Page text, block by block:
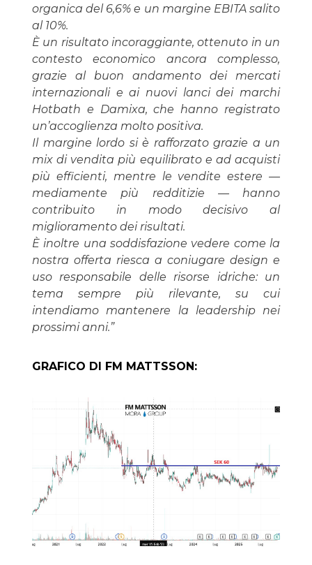
organica del 6,6% e un margine EBITA salito
al 10%.
È un risultato incoraggiante, ottenuto in un
contesto economico ancora complesso,
grazie al buon andamento dei mercati
internazionali e ai nuovi lanci dei marchi
Hotbath e Damixa, che hanno registrato
un’accoglienza molto positiva.
Il margine lordo si è rafforzato grazie a un
mix di vendita più equilibrato e ad acquisti
più efficienti, mentre le vendite estere —
mediamente più redditizie — hanno
contribuito in modo decisivo al
miglioramento dei risultati.
È inoltre una soddisfazione vedere come la
nostra offerta riesca a coniugare design e
uso responsabile delle risorse idriche: un
tema sempre più rilevante, su cui
intendiamo mantenere la leadership nei
prossimi anni.”
GRAFICO DI FM MATTSSON: